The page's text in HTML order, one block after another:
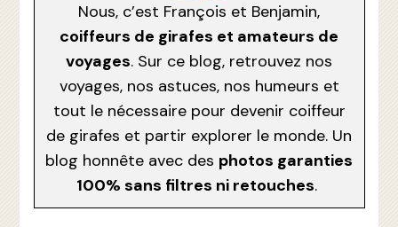
Nous, c’est François et Benjamin,
coiffeurs de girafes et amateurs de
voyages. Sur ce blog, retrouvez nos
voyages, nos astuces, nos humeurs et
tout le nécessaire pour devenir coiffeur
de girafes et partir explorer le monde. Un
blog honnête avec des photos garanties
100% sans filtres ni retouches.